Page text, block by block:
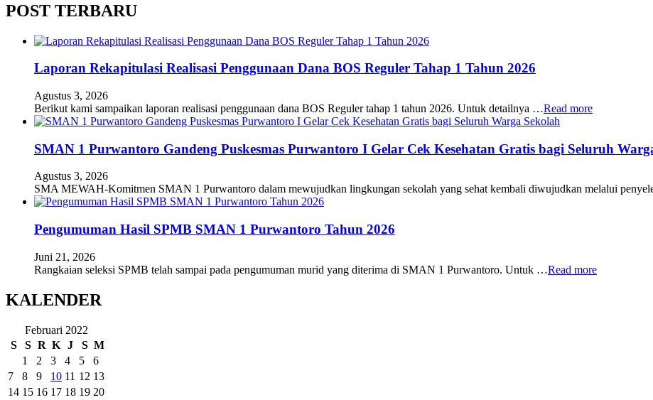
POST TERBARU
Laporan Rekapitulasi Realisasi Penggunaan Dana BOS Reguler Tahap 1 Tahun 2026
Agustus 3, 2026
Berikut kami sampaikan laporan realisasi penggunaan dana BOS Reguler tahap 1 tahun 2026. Untuk detailnya …Read more
SMAN 1 Purwantoro Gandeng Puskesmas Purwantoro I Gelar Cek Kesehatan Gratis bagi Seluruh
Agustus 3, 2026
SMA MEWAH-Komitmen SMAN 1 Purwantoro dalam mewujudkan lingkungan sekolah yang sehat kembali diwujudkan melalui
Pengumuman Hasil SPMB SMAN 1 Purwantoro Tahun 2026
Juni 21, 2026
Rangkaian seleksi SPMB telah sampai pada pengumuman murid yang diterima di SMAN 1 Purwantoro. Untuk …Read more
KALENDER
Februari 2022
S
S R K J S M
1
2 3 4 5
6
7
8 9 10 11 12 13
14 15 16 17 18 19 20